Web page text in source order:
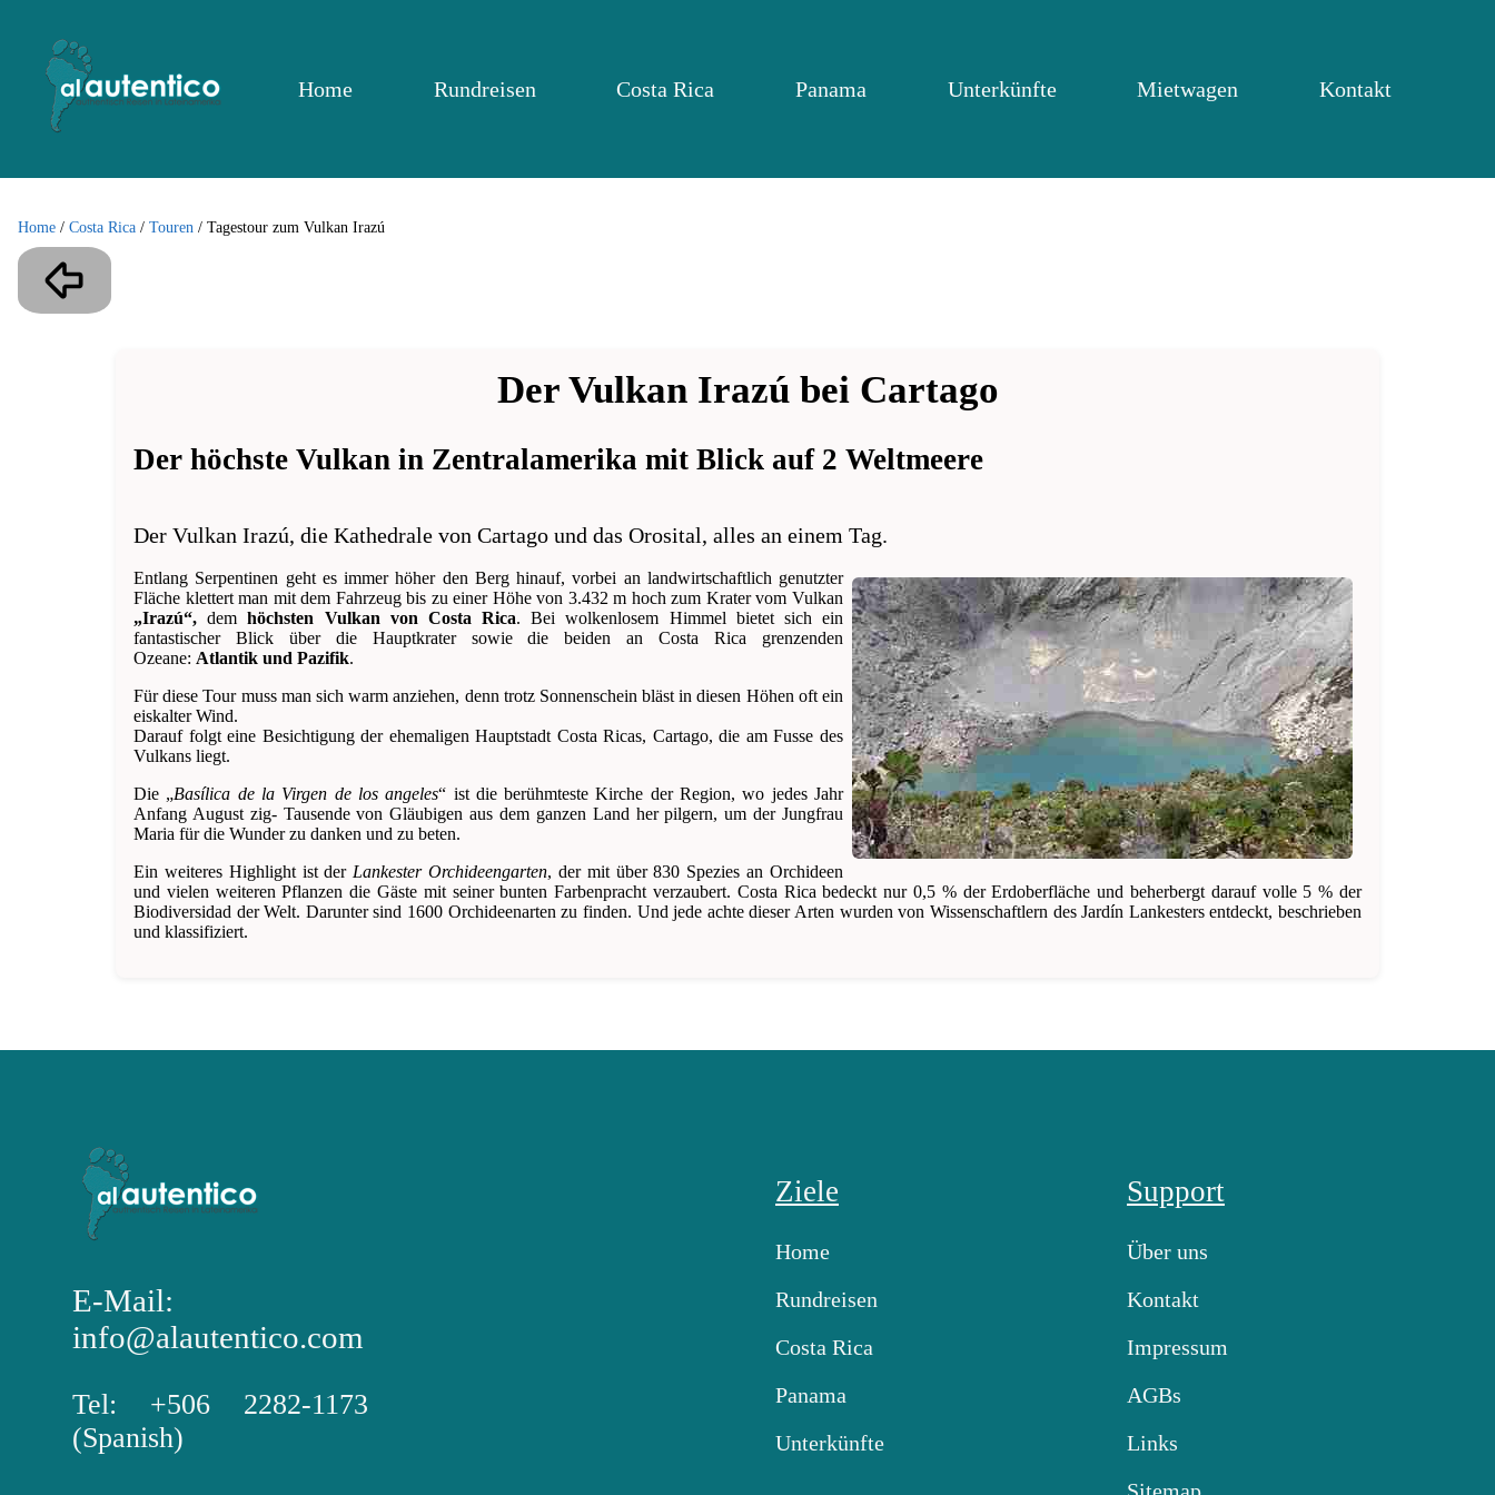
Home Rundreisen Costa Rica Panama Unterkünfte Mietwagen Kontakt
Home / Costa Rica / Touren / Tagestour zum Vulkan Irazú
Der Vulkan Irazú bei Cartago
Der höchste Vulkan in Zentralamerika mit Blick auf 2 Weltmeere
Der Vulkan Irazú, die Kathedrale von Cartago und das Orosital, alles an einem Tag.
Entlang Serpentinen geht es immer höher den Berg hinauf, vorbei an landwirtschaftlich genutzter
Fläche klettert man mit dem Fahrzeug bis zu einer Höhe von 3.432 m hoch zum Krater vom Vulkan
„Irazú“, dem höchsten Vulkan von Costa Rica. Bei wolkenlosem Himmel bietet sich ein
fantastischer Blick über die Hauptkrater sowie die beiden an Costa Rica grenzenden
Ozeane: Atlantik und Pazifik.
Für diese Tour muss man sich warm anziehen, denn trotz Sonnenschein bläst in diesen Höhen oft ein
eiskalter Wind.
Darauf folgt eine Besichtigung der ehemaligen Hauptstadt Costa Ricas, Cartago, die am Fusse des
Vulkans liegt.
Die „Basílica de la Virgen de los angeles“ ist die berühmteste Kirche der Region, wo jedes Jahr
Anfang August zig- Tausende von Gläubigen aus dem ganzen Land her pilgern, um der Jungfrau
Maria für die Wunder zu danken und zu beten.
Ein weiteres Highlight ist der Lankester Orchideengarten, der mit über 830 Spezies an Orchideen
und vielen weiteren Pflanzen die Gäste mit seiner bunten Farbenpracht verzaubert. Costa Rica bedeckt nur 0,5 % der Erdoberfläche und beherbergt darauf volle 5 % der
Biodiversidad der Welt. Darunter sind 1600 Orchideenarten zu finden. Und jede achte dieser Arten wurden von Wissenschaftlern des Jardín Lankesters entdeckt, beschrieben
und klassifiziert.
E-Mail:
info@alautentico.com
Tel: +506 2282-1173
(Spanish)
Ziele
Home
Rundreisen
Costa Rica
Panama
Unterkünfte
Support
Über uns
Kontakt
Impressum
AGBs
Links